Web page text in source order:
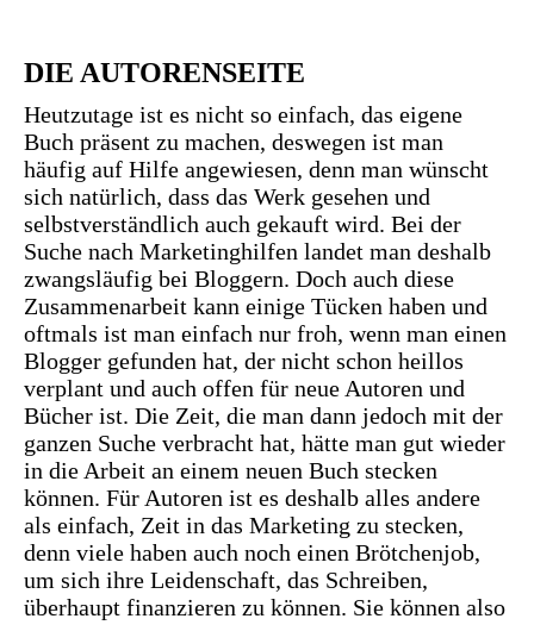
DIE AUTORENSEITE
Heutzutage ist es nicht so einfach, das eigene
Buch präsent zu machen, deswegen ist man
häufig auf Hilfe angewiesen, denn man wünscht
sich natürlich, dass das Werk gesehen und
selbstverständlich auch gekauft wird. Bei der
Suche nach Marketinghilfen landet man deshalb
zwangsläufig bei Bloggern. Doch auch diese
Zusammenarbeit kann einige Tücken haben und
oftmals ist man einfach nur froh, wenn man einen
Blogger gefunden hat, der nicht schon heillos
verplant und auch offen für neue Autoren und
Bücher ist. Die Zeit, die man dann jedoch mit der
ganzen Suche verbracht hat, hätte man gut wieder
in die Arbeit an einem neuen Buch stecken
können. Für Autoren ist es deshalb alles andere
als einfach, Zeit in das Marketing zu stecken,
denn viele haben auch noch einen Brötchenjob,
um sich ihre Leidenschaft, das Schreiben,
überhaupt finanzieren zu können. Sie können also